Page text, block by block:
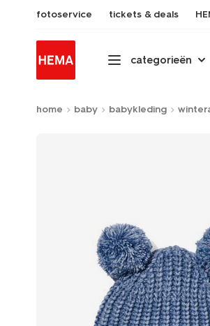
fotoservice tickets & deals
categorieën
home baby babykleding